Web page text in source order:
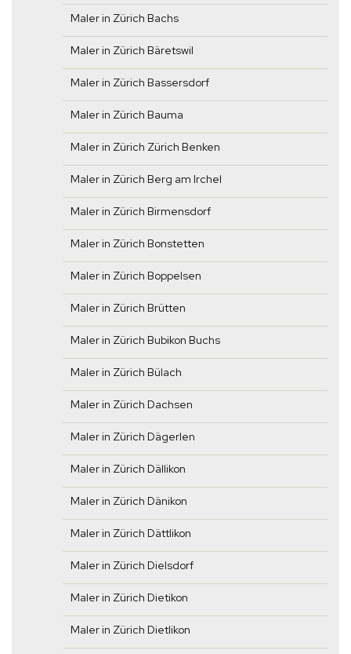
Maler in Zürich Bachs
Maler in Zürich Bäretswil
Maler in Zürich Bassersdorf
Maler in Zürich Bauma
Maler in Zürich Zürich Benken
Maler in Zürich Berg am Irchel
Maler in Zürich Birmensdorf
Maler in Zürich Bonstetten
Maler in Zürich Boppelsen
Maler in Zürich Brütten
Maler in Zürich Bubikon Buchs
Maler in Zürich Bülach
Maler in Zürich Dachsen
Maler in Zürich Dägerlen
Maler in Zürich Dällikon
Maler in Zürich Dänikon
Maler in Zürich Dättlikon
Maler in Zürich Dielsdorf
Maler in Zürich Dietikon
Maler in Zürich Dietlikon